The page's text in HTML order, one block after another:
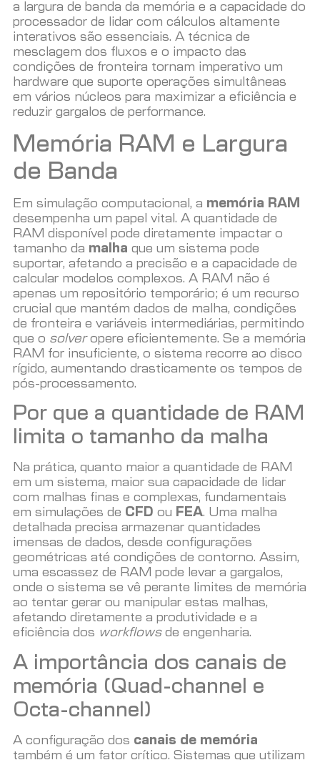
a largura de banda da memória e a capacidade do
processador de lidar com cálculos altamente
interativos são essenciais. A técnica de
mesclagem dos fluxos e o impacto das
condições de fronteira tornam imperativo um
hardware que suporte operações simultâneas
em vários núcleos para maximizar a eficiência e
reduzir gargalos de performance.
Memória RAM e Largura
de Banda
Em simulação computacional, a memória RAM
desempenha um papel vital. A quantidade de
RAM disponível pode diretamente impactar o
tamanho da malha que um sistema pode
suportar, afetando a precisão e a capacidade de
calcular modelos complexos. A RAM não é
apenas um repositório temporário; é um recurso
crucial que mantém dados de malha, condições
de fronteira e variáveis intermediárias, permitindo
que o solveropere eficientemente. Se a memória
RAM for insuficiente, o sistema recorre ao disco
rígido, aumentando drasticamente os tempos de
pós-processamento.
Por que a quantidade de RAM
limita o tamanho da malha
Na prática, quanto maior a quantidade de RAM
em um sistema, maior sua capacidade de lidar
com malhas finas e complexas, fundamentais
em simulações de CFD ou FEA. Uma malha
detalhada precisa armazenar quantidades
imensas de dados, desde configurações
geométricas até condições de contorno. Assim,
uma escassez de RAM pode levar a gargalos,
onde o sistema se vê perante limites de memória
ao tentar gerar ou manipular estas malhas,
afetando diretamente a produtividade e a
eficiência dos workflowsde engenharia.
A importância dos canais de
memória (Quad-channel e
Octa-channel)
A configuração dos canais de memória
também é um fator crítico. Sistemas que utilizam